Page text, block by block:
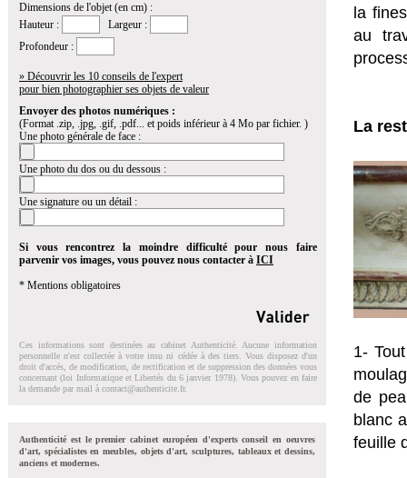
Dimensions de l'objet (en cm) :
Hauteur :
Largeur :
Profondeur :
» Découvrir les 10 conseils de l'expert
pour bien photographier ses objets de valeur
Envoyer des photos numériques :
(Format .zip, .jpg, .gif, .pdf... et poids inférieur à 4 Mo par fichier. )
Une photo générale de face :
Une photo du dos ou du dessous :
Une signature ou un détail :
Si vous rencontrez la moindre difficulté pour nous faire
parvenir vos images, vous pouvez nous contacter à ICI
* Mentions obligatoires
Ces informations sont destinées au cabinet Authenticité. Aucune information
personnelle n'est collectée à votre insu ni cédée à des tiers. Vous disposez d'un
droit d'accés, de modification, de rectification et de suppression des données vous
concernant (loi Informatique et Libertés du 6 janvier 1978). Vous pouvez en faire
la demande par mail à contact@authenticite.fr.
Authenticité est le premier cabinet européen d'experts conseil en oeuvres
d'art, spécialistes en meubles, objets d'art, sculptures, tableaux et dessins,
anciens et modernes.
la
au
La
1-
de
blanc
feuille